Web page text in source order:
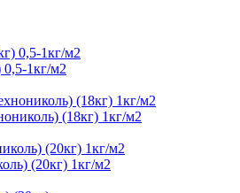
1кг/м2
(18кг) 1кг/м2
(20кг) 1кг/м2